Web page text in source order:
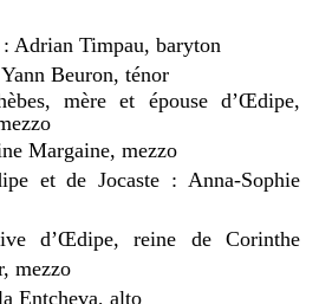
: Adrian Timpau, baryton
Beuron, ténor
mère et épouse d’Œdipe,
Margaine, mezzo
et de Jocaste : Anna-Sophie
d’Œdipe, reine de Corinthe
mezzo
Entcheva, alto